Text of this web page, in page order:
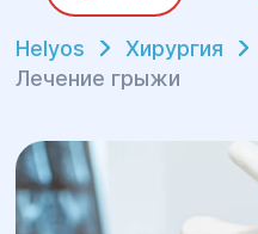
Helyos Хирургия
Лечение грыжи